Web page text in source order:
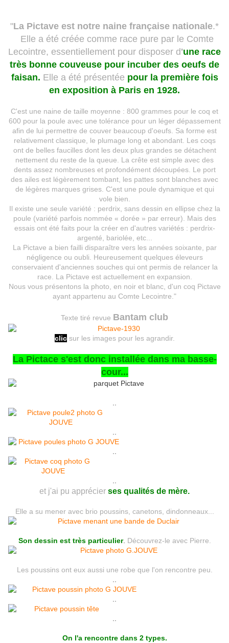
"La Pictave est notre naine française nationale.*
Elle a été créée comme race pure par le Comte
Lecointre, essentiellement pour disposer d'une race
très bonne couveuse pour incuber des oeufs de
faisan. Elle a été présentée pour la première fois
en exposition à Paris en 1928.
C'est une naine de taille moyenne : 800 grammes pour le coq et
600 pour la poule avec une tolérance pour un léger dépassement
afin de lui permettre de couver beaucoup d'oeufs. Sa forme est
relativement classique, le plumage long et abondant. Les coqs
ont de belles faucilles dont les deux plus grandes se détachent
nettement du reste de la queue. La crête est simple avec des
dents assez nombreuses et profondément découpées. Le port
des ailes est légèrement tombant, les pattes sont blanches avec
de légères marques grises. C'est une poule dynamique et qui
vole bien.
Il existe une seule variété : perdrix, sans dessin en ellipse chez la
poule (variété parfois nommée « dorée » par erreur). Mais des
essais ont été faits pour la créer en d'autres variétés : perdrix-
argenté, bariolée, etc...
La Pictave a bien failli disparaître vers les années soixante, par
négligence ou oubli. Heureusement quelques éleveurs
conservaient d'anciennes souches qui ont permis de relancer la
race. La Pictave est actuellement en expansion.
Nous vous présentons la photo, en noir et blanc, d'un coq Pictave
ayant appartenu au Comte Lecointre."
Texte tiré revue Bantam club
clic sur les images pour les agrandir.
La Pictace s'est donc installée dans ma basse-
cour...
et j'ai pu apprécier ses qualités de mère.
Elle a su mener avec brio poussins, canetons, dindonneaux...
Son dessin est très particulier. Découvrez-le avec Pierre.
Les poussins ont eux aussi une robe que l'on rencontre peu.
On l'a rencontre dans 2 types.